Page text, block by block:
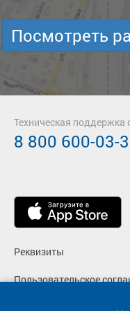
Посмотреть
Реквизиты
Пользовательское
Политика
Техническая поддержка
8 800 600-03-